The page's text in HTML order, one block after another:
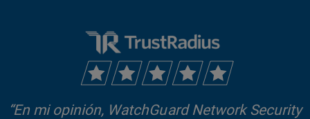
“En mi opinión, WatchGuard Network Security